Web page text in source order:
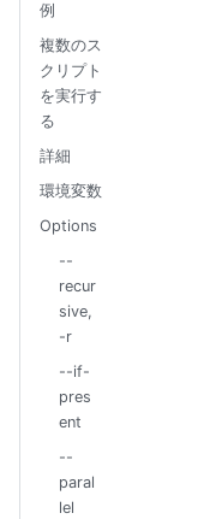
例
複数のス
クリプト
を実行す
る
詳細
環境変数
Options
--
recur
sive,
-r
--if-
pres
ent
--
paral
lel